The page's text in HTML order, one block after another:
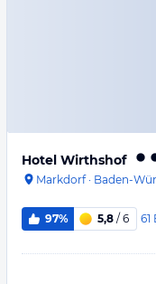
Hotel Wirthshof
Markdorf· Baden-
97% 5,8 / 6 61